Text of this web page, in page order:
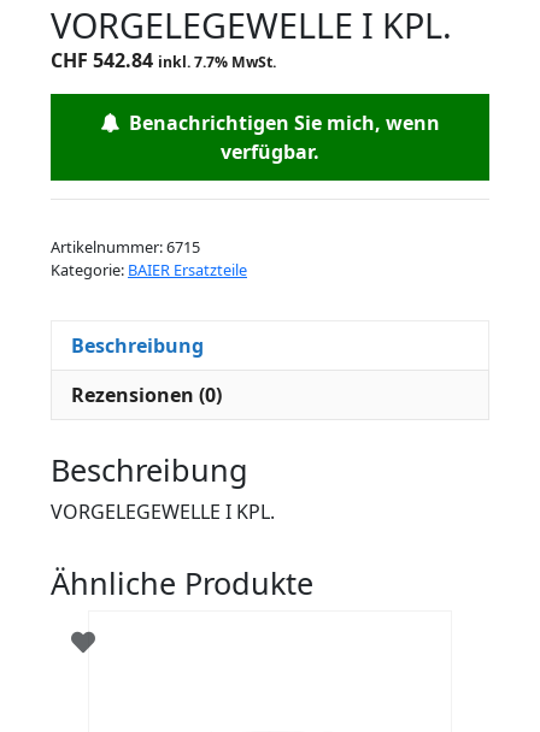
VORGELEGEWELLE I KPL.
CHF 542.84 inkl. 7.7% MwSt.
Benachrichtigen Sie mich, wenn
verfügbar.
Artikelnummer:6715
Kategorie: BAIER Ersatzteile
Beschreibung
Rezensionen (0)
Beschreibung
VORGELEGEWELLE I KPL.
Ähnliche Produkte